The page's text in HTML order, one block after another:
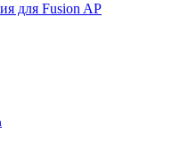
для Fusion AP